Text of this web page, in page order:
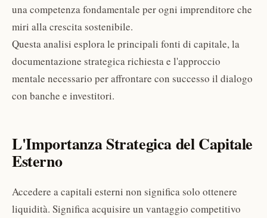
una competenza fondamentale per ogni imprenditore che
miri alla crescita sostenibile.
Questa analisi esplora le principali fonti di capitale, la
documentazione strategica richiesta e l'approccio
mentale necessario per affrontare con successo il dialogo
con banche e investitori.
L'Importanza Strategica del Capitale
Esterno
Accedere a capitali esterni non significa solo ottenere
liquidità. Significa acquisire un vantaggio competitivo